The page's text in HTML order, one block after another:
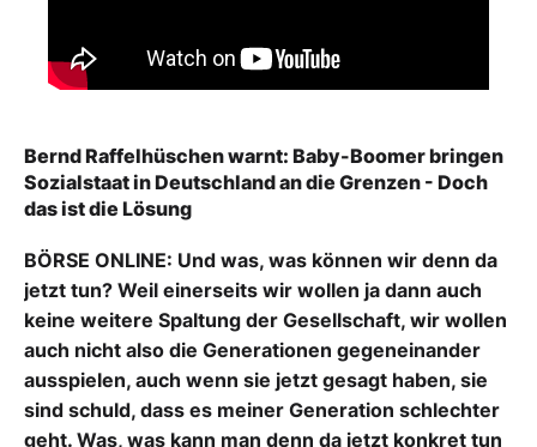
Bernd Raffelhüschen warnt: Baby-Boomer bringen
Sozialstaat in Deutschland an die Grenzen - Doch
das ist die Lösung
BÖRSE ONLINE: Und was, was können wir denn da
jetzt tun? Weil einerseits wir wollen ja dann auch
keine weitere Spaltung der Gesellschaft, wir wollen
auch nicht also die Generationen gegeneinander
ausspielen, auch wenn sie jetzt gesagt haben, sie
sind schuld, dass es meiner Generation schlechter
geht. Was, was kann man denn da jetzt konkret tun